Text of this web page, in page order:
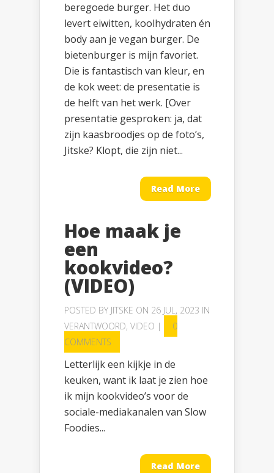
beregoede burger. Het duo
levert eiwitten, koolhydraten én
body aan je vegan burger. De
bietenburger is mijn favoriet.
Die is fantastisch van kleur, en
de kok weet: de presentatie is
de helft van het werk. [Over
presentatie gesproken: ja, dat
zijn kaasbroodjes op de foto’s,
Jitske? Klopt, die zijn niet...
Read More
Hoe maak je
een
kookvideo?
(VIDEO)
POSTED BY JITSKE ON 26 JUL, 2023 IN
VERANTWOORD, VIDEO |
0
COMMENTS
Letterlijk een kijkje in de
keuken, want ik laat je zien hoe
ik mijn kookvideo’s voor de
sociale-mediakanalen van Slow
Foodies...
Read More